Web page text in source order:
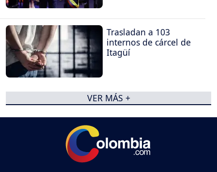
Trasladan a 103
internos de cárcel de
Itagüí
VER MÁS +